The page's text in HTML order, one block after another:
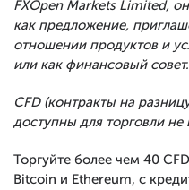
FXOpen Markets Limited,
как предложение,
отношении продуктов и
или как финансовый совет.
CFD (контракты на
доступны для торговли не
Торгуйте более чем 40
Bitcoin и Ethereum, с